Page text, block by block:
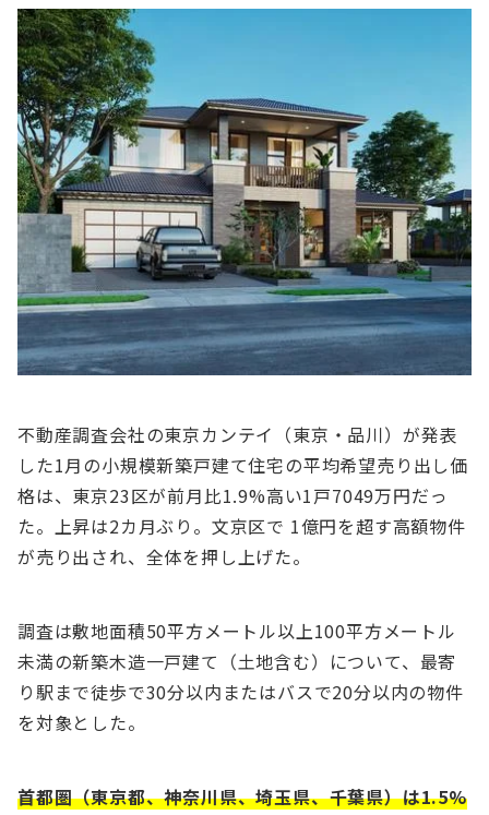
不動産調査会社の東京カンテイ（東京・品川）が発表
した1⽉の⼩規模新築⼾建て住宅の平均希望売り出し価
格は、東京23区が前⽉⽐1.9%⾼い1⼾7049万円だっ
た。上昇は2カ⽉ぶり。⽂京区で 1億円を超す⾼額物件
が売り出され、全体を押し上げた。
調査は敷地⾯積50平⽅メートル以上100平⽅メートル
未満の新築⽊造⼀⼾建て（⼟地含む）について、最寄
り駅まで徒歩で30分以内またはバスで20分以内の物件
を対象とした。
⾸都圏（東京都、神奈川県、埼⽟県、千葉県）は1.5%